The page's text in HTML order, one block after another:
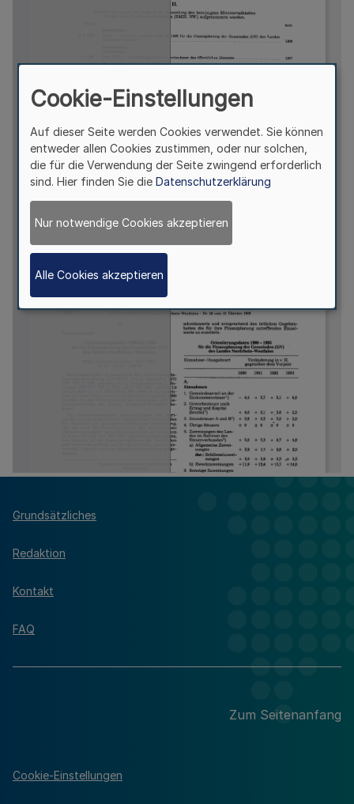
Grundsätzliches
Redaktion
Kontakt
FAQ
Zum Seitenanfang
Cookie-Einstellungen
Cookie-Einstellungen
Auf dieser Seite werden Cookies verwendet. Sie können
entweder allen Cookies zustimmen, oder nur solchen,
die für die Verwendung der Seite zwingend erforderlich
sind. Hier finden Sie die Datenschutzerklärung
Nur notwendige Cookies akzeptieren
Alle Cookies akzeptieren